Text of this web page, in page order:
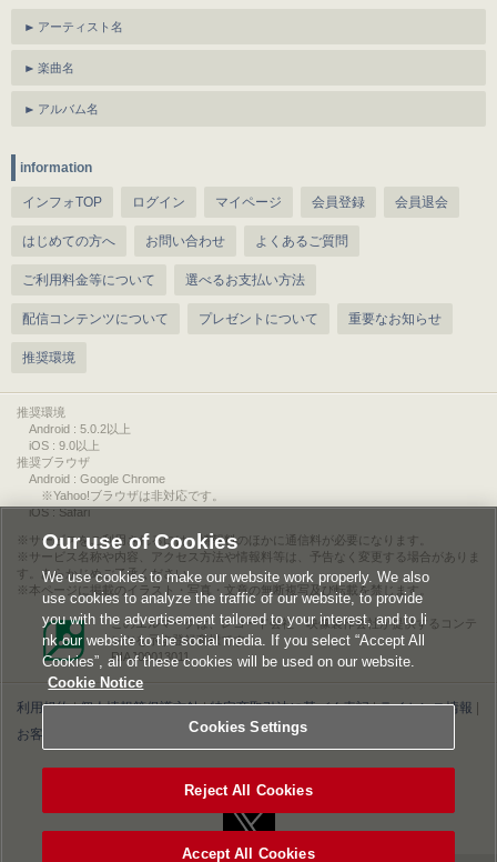
アーティスト名
楽曲名
アルバム名
information
インフォTOP ログイン マイページ 会員登録 会員退会
はじめての方へ お問い合わせ よくあるご質問
ご利用料金等について 選べるお支払い方法
配信コンテンツについて プレゼントについて 重要なお知らせ
推奨環境
推奨環境
Android : 5.0.2以上
iOS : 9.0以上
推奨ブラウザ
Android : Google Chrome
※Yahoo!ブラウザは非対応です。
iOS : Safari
サービスをご利用されるには、情報料のほかに通信料が必要になります。
サービス名称や内容、アクセス方法や情報料等は、予告なく変更する場合がありま
す。あらかじめご了承ください。
本ページに掲載のイラスト・写真・文章の無断複写及び転載を禁じます。
このエルマークは、レコード会社・映像製作会社が提供するコンテ
ンツを示す登録商標です。
RIAJ00013011
利用規約|個人情報等保護方針|特定商取引法に基づく表記|ライセンス情報
お客様情報の外部送信について|Cookies Settings
Our use of Cookies
We use cookies to make our website work properly. We also
use cookies to analyze the traffic of our website, to provide
you with the advertisement tailored to your interest, and to li
nk our website to the social media. If you select “Accept All
Cookies”, all of these cookies will be used on our website.
Cookie Notice
Cookies Settings
Reject All Cookies
Accept All Cookies